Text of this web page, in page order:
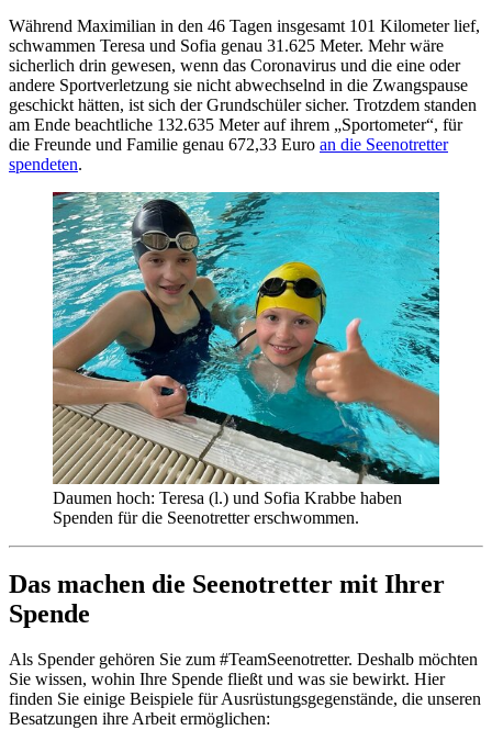
Während Maximilian in den 46 Tagen insgesamt 101 Kilometer lief,
schwammen Teresa und Sofia genau 31.625 Meter. Mehr wäre
sicherlich drin gewesen, wenn das Coronavirus und die eine oder
andere Sportverletzung sie nicht abwechselnd in die Zwangspause
geschickt hätten, ist sich der Grundschüler sicher. Trotzdem standen
am Ende beachtliche 132.635 Meter auf ihrem „Sportometer“, für
die Freunde und Familie genau 672,33 Euro an die Seenotretter
spendeten.
Daumen hoch: Teresa (l.) und Sofia Krabbe haben
Spenden für die Seenotretter erschwommen.
Das machen die Seenotretter mit Ihrer
Spende
Als Spender gehören Sie zum #TeamSeenotretter. Deshalb möchten
Sie wissen, wohin Ihre Spende fließt und was sie bewirkt. Hier
finden Sie einige Beispiele für Ausrüstungsgegenstände, die unseren
Besatzungen ihre Arbeit ermöglichen: